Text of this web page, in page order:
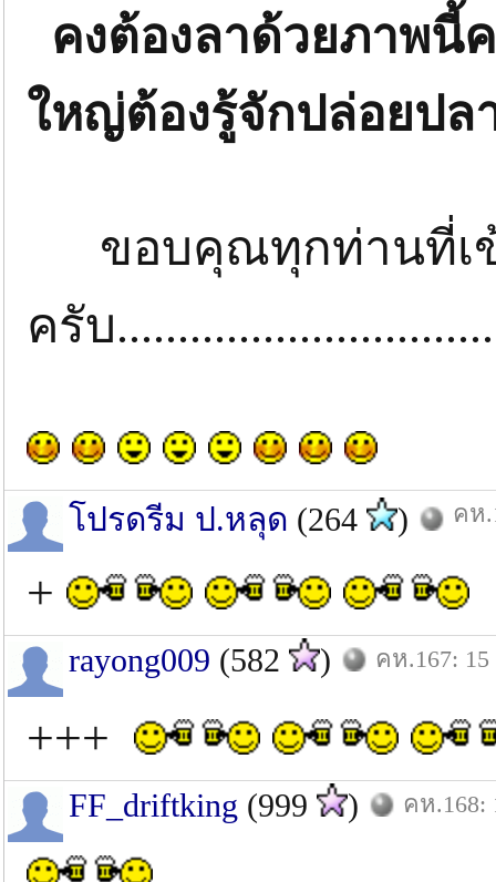
คงต้องลาด้วยภาพนี้
ใหญ่ต้องรู้จักปล่อยปล
ขอบคุณทุกท่านที่เ
ครับ
โปรดรีม ป.หลุด (264 ) คห
+
rayong009 (582 ) คห.167:
+++
FF_driftking (999 ) คห.168: